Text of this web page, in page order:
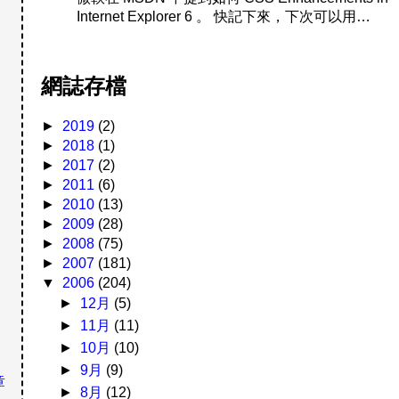
Internet Explorer 6 。 快記下來，下次可以用…
網誌存檔
► 2019 (2)
► 2018 (1)
► 2017 (2)
► 2011 (6)
► 2010 (13)
► 2009 (28)
► 2008 (75)
► 2007 (181)
▼ 2006 (204)
► 12月 (5)
► 11月 (11)
► 10月 (10)
► 9月 (9)
► 8月 (12)